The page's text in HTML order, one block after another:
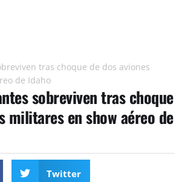
tras choque de dos aviones
de Idaho
sobreviven tras choque
militares en show aéreo de
Twitter